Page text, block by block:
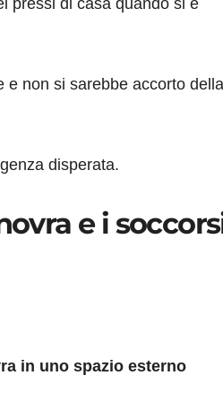
pressi di casa quando si è
e non si sarebbe accorto della
disperata.
e i
in uno spazio esterno